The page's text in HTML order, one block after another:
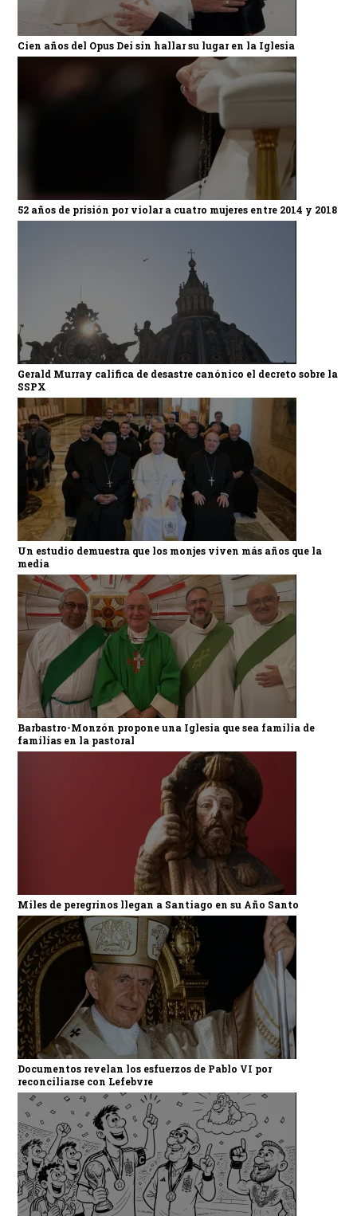
Cien años del Opus Dei sin hallar su lugar en la Iglesia
52 años de prisión por violar a cuatro mujeres entre 2014 y 2018
Gerald Murray califica de desastre canónico el decreto sobre la
SSPX
Un estudio demuestra que los monjes viven más años que la
media
Barbastro-Monzón propone una Iglesia que sea familia de
familias en la pastoral
Miles de peregrinos llegan a Santiago en su Año Santo
Documentos revelan los esfuerzos de Pablo VI por
reconciliarse con Lefebvre